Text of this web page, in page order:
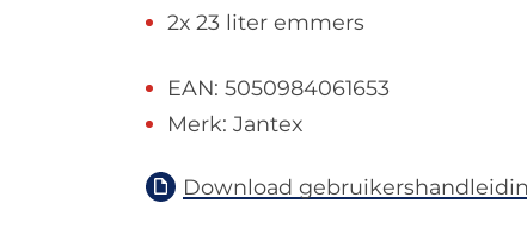
2x 23 liter emmers
EAN: 5050984061653
Merk: Jantex
Download